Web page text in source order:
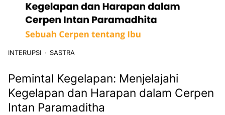
INTERUPSI SASTRA
Pemintal Kegelapan: Menjelajahi
Kegelapan dan Harapan dalam Cerpen
Intan Paramaditha